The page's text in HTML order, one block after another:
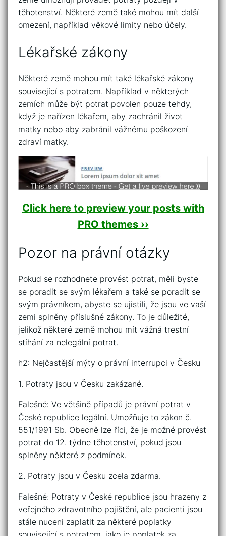
těhotenství. Některé země také mohou mít další
omezení, například věkové limity nebo účely.
Lékařské zákony
Některé země mohou mít také lékařské zákony
související s potratem. Například v některých
zemích může být potrat povolen pouze tehdy,
když je nařízen lékařem, aby zachránil život
matky nebo aby zabránil vážnému poškození
zdraví matky.
Click here to preview your posts with
PRO themes ››
Pozor na právní otázky
Pokud se rozhodnete provést potrat, měli byste
se poradit se svým lékařem a také se poradit se
svým právníkem, abyste se ujistili, že jsou ve vaší
zemi splněny příslušné zákony. To je důležité,
jelikož některé země mohou mít vážná trestní
stíhání za nelegální potrat.
h2: Nejčastější mýty o právní interrupci v Česku
1. Potraty jsou v Česku zakázané.
Falešné: Ve většině případů je právní potrat v
České republice legální. Umožňuje to zákon č.
551/1991 Sb. Obecně lze říci, že je možné provést
potrat do 12. týdne těhotenství, pokud jsou
splněny některé z podmínek.
2. Potraty jsou v Česku zcela zdarma.
Falešné: Potraty v České republice jsou hrazeny z
veřejného zdravotního pojištění, ale pacienti jsou
stále nuceni zaplatit za některé poplatky